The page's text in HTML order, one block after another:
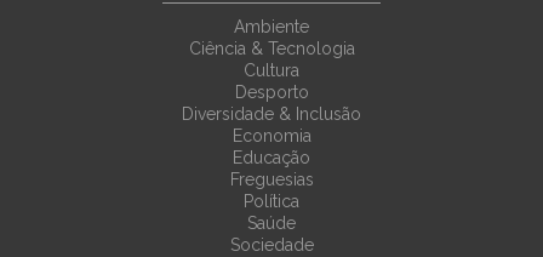
Ambiente
Ciência & Tecnologia
Cultura
Desporto
Diversidade & Inclusão
Economia
Educação
Freguesias
Política
Saúde
Sociedade